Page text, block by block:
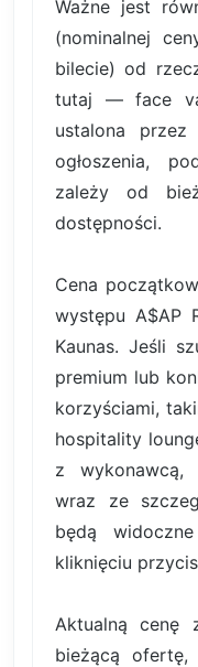
Ważne jest
(nominalnej
bilecie) od
tutaj — face
ustalona
ogłoszenia,
zależy od
dostępności.
Cena
występu A$AP
Kaunas. Jeśli
premium lub
korzyściami,
hospitality
z wykonawcą,
wraz ze
będą
kliknięciu
Aktualną cenę
bieżącą ofertę,